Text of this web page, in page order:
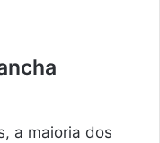
a maioria dos